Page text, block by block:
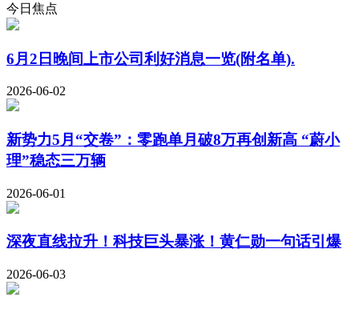
今日焦点
6月2日晚间上市公司利好消息一览(附名单).
2026-06-02
新势力5月“交卷”：零跑单月破8万再创新高 “蔚小
理”稳态三万辆
2026-06-01
深夜直线拉升！科技巨头暴涨！黄仁勋一句话引爆
2026-06-03